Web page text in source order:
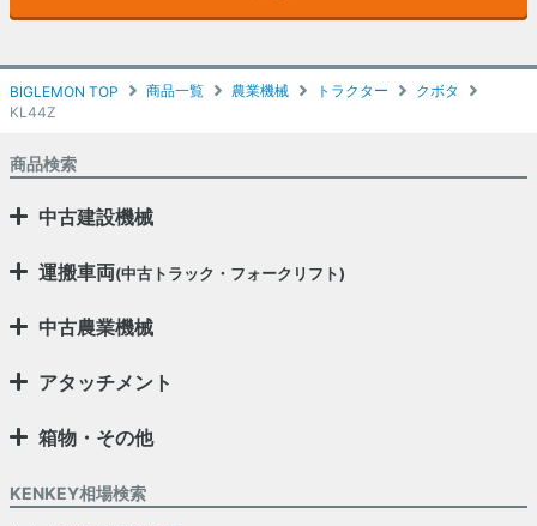
BIGLEMON TOP 商品一覧 農業機械 トラクター
クボタ
KL44Z
商品検索
中古建設機械
運搬車両(中古トラック・フォークリフト)
中古農業機械
アタッチメント
箱物・その他
KENKEY相場検索